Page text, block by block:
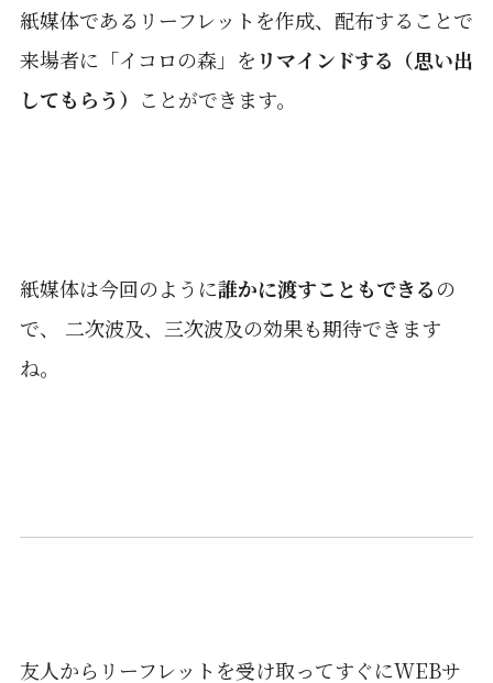
紙媒体であるリーフレットを作成、配布することで
来場者に「イコロの森」を リマインドする（思い出
してもらう） ことができます。
紙媒体は今回のように誰かに渡すこともできるの
で、 二次波及、三次波及の効果も期待できます
ね。
友人からリーフレットを受け取ってすぐにWEBサ